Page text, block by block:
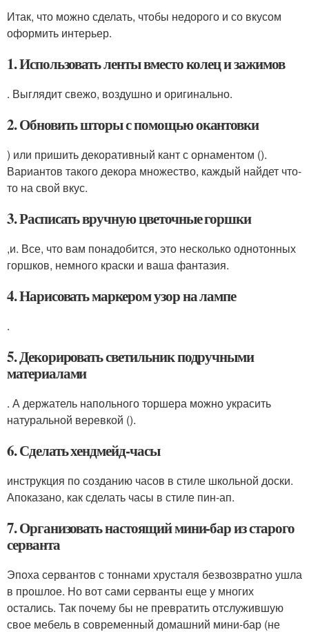
Итак, что можно сделать, чтобы недорого и со вкусом
оформить интерьер.
1. Использовать ленты вместо колец и зажимов
. Выглядит свежо, воздушно и оригинально.
2. Обновить шторы с помощью окантовки
) или пришить декоративный кант с орнаментом ().
Вариантов такого декора множество, каждый найдет что-
то на свой вкус.
3. Расписать вручную цветочные горшки
,и. Все, что вам понадобится, это несколько однотонных
горшков, немного краски и ваша фантазия.
4. Нарисовать маркером узор на лампе
.
5. Декорировать светильник подручными
материалами
. А держатель напольного торшера можно украсить
натуральной веревкой ().
6. Сделать хендмейд-часы
инструкция по созданию часов в стиле школьной доски.
Апоказано, как сделать часы в стиле пин-ап.
7. Организовать настоящий мини-бар из старого
серванта
Эпоха сервантов с тоннами хрусталя безвозвратно ушла
в прошлое. Но вот сами серванты еще у многих
остались. Так почему бы не превратить отслужившую
свое мебель в современный домашний мини-бар (не